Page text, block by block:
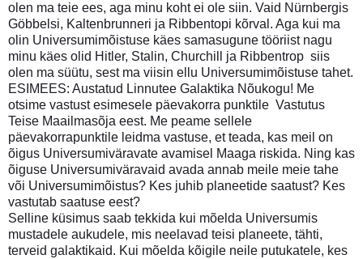
olen ma teie ees, aga minu koht ei ole siin. Vaid Nürnbergis
Göbbelsi, Kaltenbrunneri ja Ribbentopi kõrval. Aga kui ma
olin Universumimõistuse käes samasugune tööriist nagu
minu käes olid Hitler, Stalin, Churchill ja Ribbentrop  siis
olen ma süütu, sest ma viisin ellu Universumimõistuse tahet.
ESIMEES: Austatud Linnutee Galaktika Nõukogu! Me
otsime vastust esimesele päevakorra punktile  Vastutus
Teise Maailmasõja eest. Me peame sellele
päevakorrapunktile leidma vastuse, et teada, kas meil on
õigus Universumiväravate avamisel Maaga riskida. Ning kas
õiguse Universumiväravaid avada annab meile meie tahe
või Universumimõistus? Kes juhib planeetide saatust? Kes
vastutab saatuse eest?
Selline küsimus saab tekkida kui mõelda Universumis
mustadele aukudele, mis neelavad teisi planeete, tähti,
terveid galaktikaid. Kui mõelda kõigile neile putukatele, kes